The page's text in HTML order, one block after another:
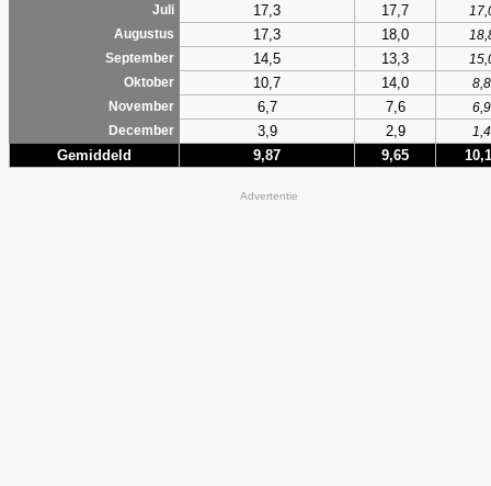
Juli
17,3 17,7
Augustus
17,3 18,0
September
14,5 13,3
Oktober
10,7 14,0
8,8
November
6,7 7,6
6,9
December
3,9 2,9 1,4
Gemiddeld 9,87 9,65
Advertentie